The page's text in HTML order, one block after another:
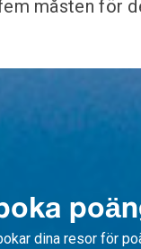
måsten för
dina resor för